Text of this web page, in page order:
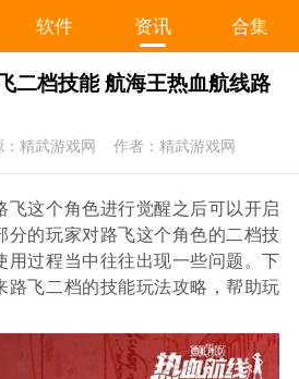
软件 资讯 合集
二档技能 航海王热血航线路
：精武游戏网 作者：精武游戏网
飞这个角色进行觉醒之后可以开启
分的玩家对路飞这个角色的二档技
用过程当中往往出现一些问题。下
路飞二档的技能玩法攻略，帮助玩